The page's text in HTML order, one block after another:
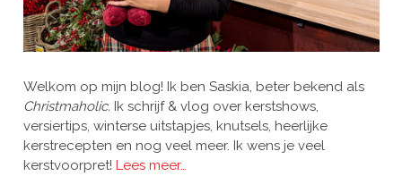
Welkom op mijn blog! Ik ben Saskia, beter bekend als
Christmaholic. Ik schrijf & vlog over kerstshows,
versiertips, winterse uitstapjes, knutsels, heerlijke
kerstrecepten en nog veel meer. Ik wens je veel
kerstvoorpret! Lees meer…